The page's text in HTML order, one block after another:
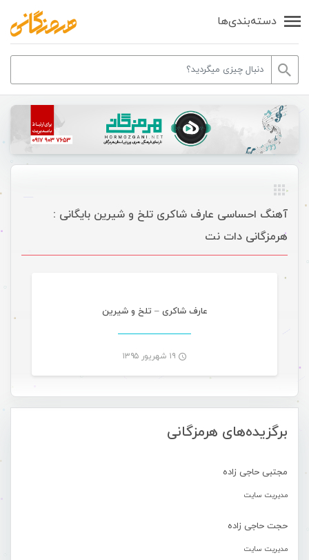
دسته‌بندی‌ها
برگزیده‌های هرمزگانی
مجتبی حاجی زاده
مدیریت سایت
حجت حاجی زاده
مدیریت سایت
آهنگ احساسی عارف شاکری تلخ و شیرین بایگانی :
هرمزگانی دات نت
عارف شاکری – تلخ و شیرین
۱۹ شهریور ۱۳۹۵